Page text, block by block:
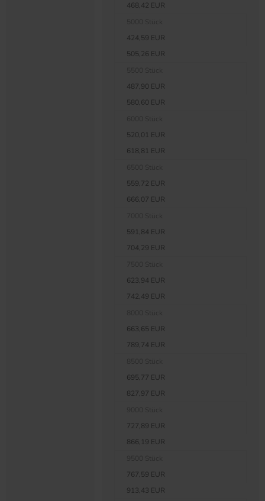
468,42 EUR
424,59 EUR
505,26 EUR
487,90 EUR
580,60 EUR
520,01 EUR
618,81 EUR
559,72 EUR
666,07 EUR
591,84 EUR
704,29 EUR
623,94 EUR
742,49 EUR
663,65 EUR
789,74 EUR
695,77 EUR
827,97 EUR
727,89 EUR
866,19 EUR
767,59 EUR
913,43 EUR